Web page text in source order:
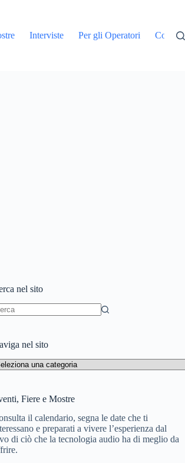
Interviste Per gli Operatori Contatti
nel sito
nel sito
Fiere e Mostre
il calendario, segna le date che ti
e preparati a vivere l’esperienza dal
di ciò che la tecnologia audio ha di meglio da